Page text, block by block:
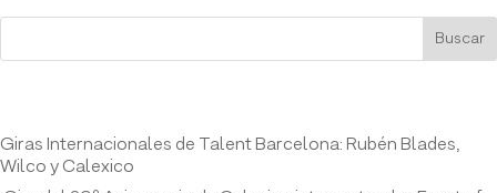
Buscar
Giras Internacionales de Talent Barcelona: Rubén Blades,
Wilco y Calexico